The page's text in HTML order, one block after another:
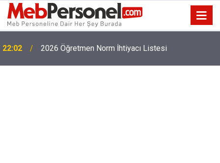
22:02 2026 Öğretmen Norm İhtiyacı Listesi